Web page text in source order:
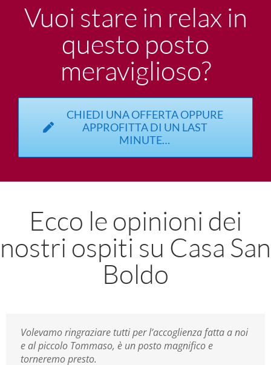
Vuoi stare in relax in
questo posto
meraviglioso?
CHIEDI UNA OFFERTA OPPURE
APPROFITTA DI UN LAST
MINUTE…
Ecco le opinioni dei
nostri ospiti su Casa San
Boldo
Volevamo ringraziare tutti per l’accoglienza fatta a noi
e al piccolo Tommaso, è un posto magnifico e
torneremo presto.